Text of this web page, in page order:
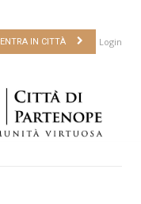
ENTRA IN CITTÀ Login